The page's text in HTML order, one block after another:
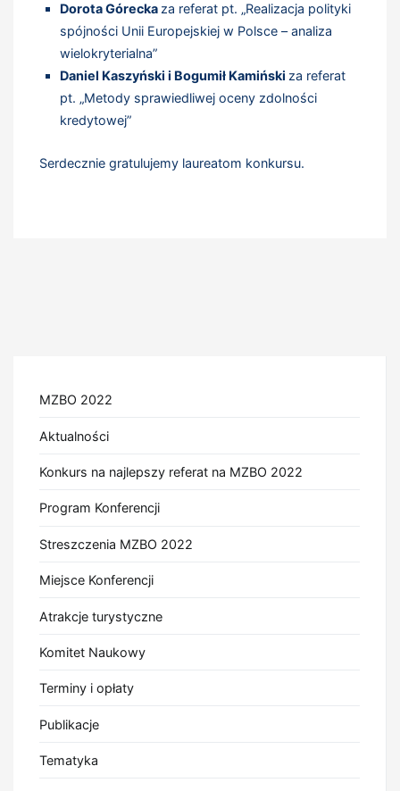
Dorota Górecka za referat pt. „Realizacja polityki
spójności Unii Europejskiej w Polsce – analiza
wielokryterialna”
Daniel Kaszyński i Bogumił Kamiński za referat
pt. „Metody sprawiedliwej oceny zdolności
kredytowej”
Serdecznie gratulujemy laureatom konkursu.
MZBO 2022
Aktualności
Konkurs na najlepszy referat na MZBO 2022
Program Konferencji
Streszczenia MZBO 2022
Miejsce Konferencji
Atrakcje turystyczne
Komitet Naukowy
Terminy i opłaty
Publikacje
Tematyka